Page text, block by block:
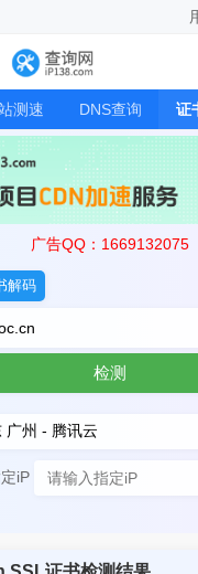
测速 DNS查询 证
广告QQ：1669132075
解码
检测
iP